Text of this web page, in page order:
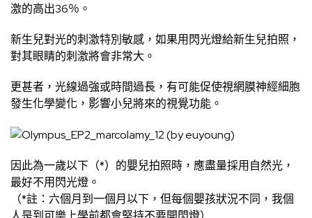
激的高出36％。
新生兒對光的刺激特別敏感，如果用閃光燈給新生兒拍照，
對其眼睛的刺激將會非常大。
更甚者，光線過強或時間過長，有可能促使視網膜神經細胞
發生化學變化，影響小兒將來的視覺功能。
因此為一歲以下（*）的嬰兒拍照時，應盡量採用自然光，
最好不用閃光燈。
（*註：六個月到一個月以下，但每個嬰孩狀況不同，我個